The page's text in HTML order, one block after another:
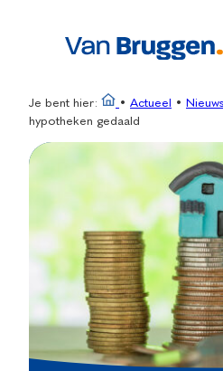
Je bent hier: • Actueel • Nieuws
hypotheken gedaald